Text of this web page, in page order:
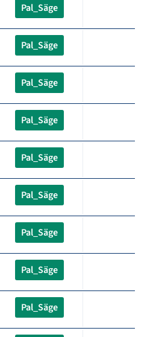
Pal_Säge
Pal_Säge
Pal_Säge
Pal_Säge
Pal_Säge
Pal_Säge
Pal_Säge
Pal_Säge
Pal_Säge